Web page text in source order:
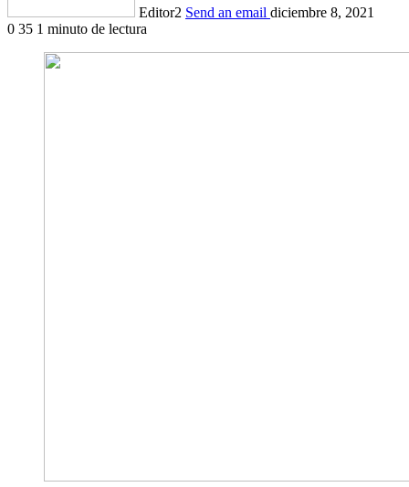
Editor2 Send an email diciembre 8, 2021
0 35 1 minuto de lectura